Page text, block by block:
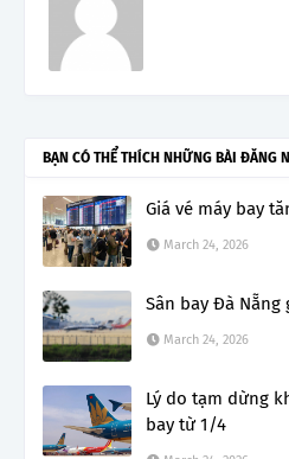
BẠN CÓ THỂ THÍCH NHỮNG BÀI ĐĂNG
Giá vé máy bay
March 24, 2026
Sân bay Đà Nẵng
March 24, 2026
Lý do tạm dừng
bay từ 1/4